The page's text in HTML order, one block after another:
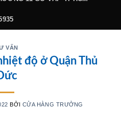
VẤN
độ ở Quận Thủ
BỞI CỬA HÀNG TRƯỞNG